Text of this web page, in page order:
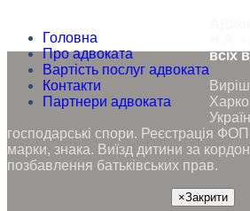
Головна
Про адвоката
Вартість послуг адвоката
Контакти
Партнери адвоката
всіх
господарські спори. Реєстрація
марки, знака. Виїзд дитини за
позбавлення батьківських прав.
×Закрити